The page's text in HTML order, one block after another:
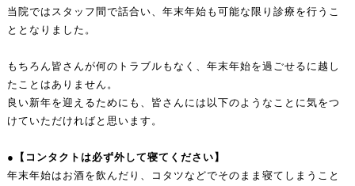
当院ではスタッフ間で話合い、年末年始も可能な限り診療を行うこ
ととなりました。
もちろん皆さんが何のトラブルもなく、年末年始を過ごせるに越し
たことはありません。
良い新年を迎えるためにも、皆さんには以下のようなことに気をつ
けていただければと思います。
●【コンタクトは必ず外して寝てください】
年末年始はお酒を飲んだり、コタツなどでそのまま寝てしまうこと